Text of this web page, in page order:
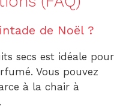
de Noël ?
secs est idéale pour
Vous pouvez
à la chair à